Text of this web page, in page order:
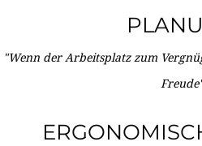
"Wenn der Arbeitsplatz zum